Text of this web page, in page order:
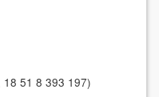
51 8 393 197)